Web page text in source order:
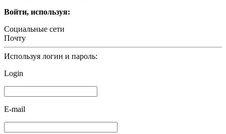
Войти, используя:
Социальные сети
Почту
Используя логин и пароль:
Login
E-mail